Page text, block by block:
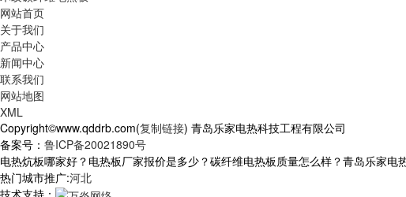
网站首页
关于我们
产品中心
新闻中心
联系我们
网站地图
XML
Copyright©www.qddrb.com(复制链接) 青岛乐家电热科技工程有限公司
备案号： 鲁ICP备20021890号
电热炕板哪家好？电热板厂家报价是多少？碳纤维电热板质量怎么样？青岛乐家
热门城市推广:河北
技术支持：